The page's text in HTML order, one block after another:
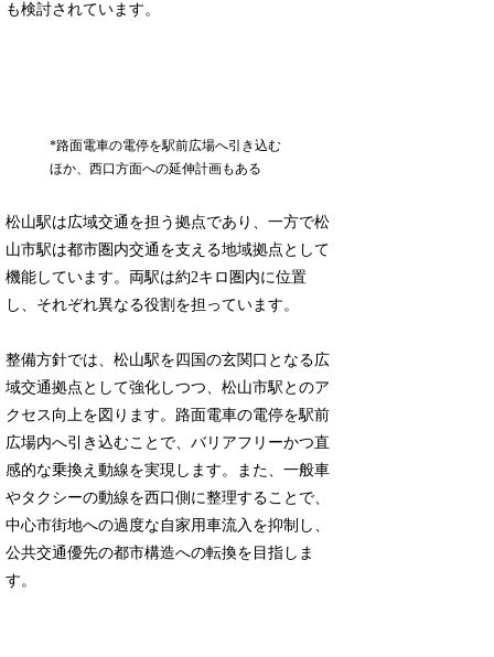
も検討されています。
*路面電車の電停を駅前広場へ引き込む
ほか、西口方面への延伸計画もある
松山駅は広域交通を担う拠点であり、一方で松
山市駅は都市圏内交通を支える地域拠点として
機能しています。両駅は約2キロ圏内に位置
し、それぞれ異なる役割を担っています。
整備方針では、松山駅を四国の玄関口となる広
域交通拠点として強化しつつ、松山市駅とのア
クセス向上を図ります。路面電車の電停を駅前
広場内へ引き込むことで、バリアフリーかつ直
感的な乗換え動線を実現します。また、一般車
やタクシーの動線を西口側に整理することで、
中心市街地への過度な自家用車流入を抑制し、
公共交通優先の都市構造への転換を目指しま
す。